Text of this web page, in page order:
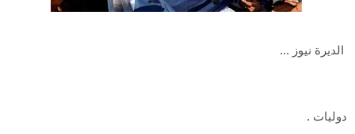
الديرة نيوز ...
دوليات .